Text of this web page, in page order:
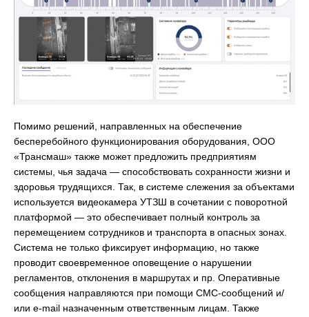
Помимо решений, направленных на обеспечение
бесперебойного функционирования оборудования, ООО
«Трансмаш» также может предложить предприятиям
системы, чья задача — способствовать сохранности жизни и
здоровья трудящихся. Так, в системе слежения за объектами
используется видеокамера УТЗШ в сочетании с поворотной
платформой — это обеспечивает полный контроль за
перемещением сотрудников и транспорта в опасных зонах.
Система не только фиксирует информацию, но также
проводит своевременное оповещение о нарушении
регламентов, отклонения в маршрутах и пр. Оперативные
сообщения направляются при помощи СМС-сообщений и/
или e-mail назначенным ответственным лицам. Также